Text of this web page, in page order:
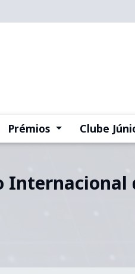
Prémios (current)
Clube
Internacional